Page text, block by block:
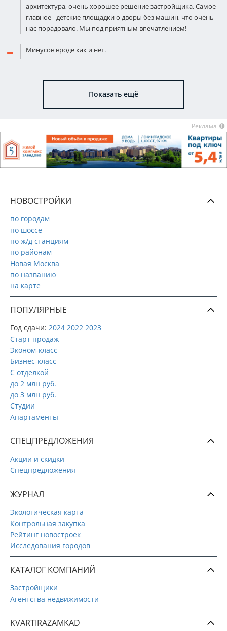
архитектура, очень хорошее решение застройщика. Самое
главное - детские площадки о дворы без машин, что очень
нас порадовало. Мы под приятным впечатлением!
Минусов вроде как и нет.
Показать ещё
Реклама
НОВОСТРОЙКИ
по городам
по шоссе
по ж/д станциям
по районам
Новая Москва
по названию
на карте
ПОПУЛЯРНЫЕ
Год сдачи: 2024 2022 2023
Старт продаж
Эконом-класс
Бизнес-класс
С отделкой
до 2 млн руб.
до 3 млн руб.
Студии
Апартаменты
СПЕЦПРЕДЛОЖЕНИЯ
Акции и скидки
Спецпредложения
ЖУРНАЛ
Экологическая карта
Контрольная закупка
Рейтинг новостроек
Исследования городов
КАТАЛОГ КОМПАНИЙ
Застройщики
Агентства недвижимости
KVARTIRAZAMKAD